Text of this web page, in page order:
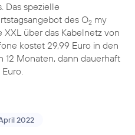
Das spezielle
des O2my
XXL über das Kabelnetz von
kostet 29,99 Euro in den
12 Monaten, dann dauerhaft
2022